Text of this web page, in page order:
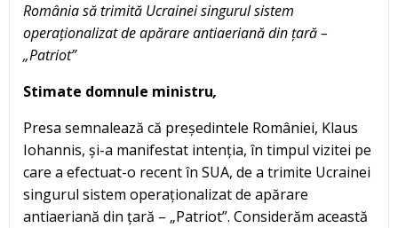
România să trimită Ucrainei singurul sistem
operaționalizat de apărare antiaeriană din țară –
„Patriot”
Stimate domnule ministru,
Presa semnalează că președintele României, Klaus
Iohannis, și-a manifestat intenția, în timpul vizitei pe
care a efectuat-o recent în SUA, de a trimite Ucrainei
singurul sistem operaționalizat de apărare
antiaeriană din țară – „Patriot”. Considerăm această